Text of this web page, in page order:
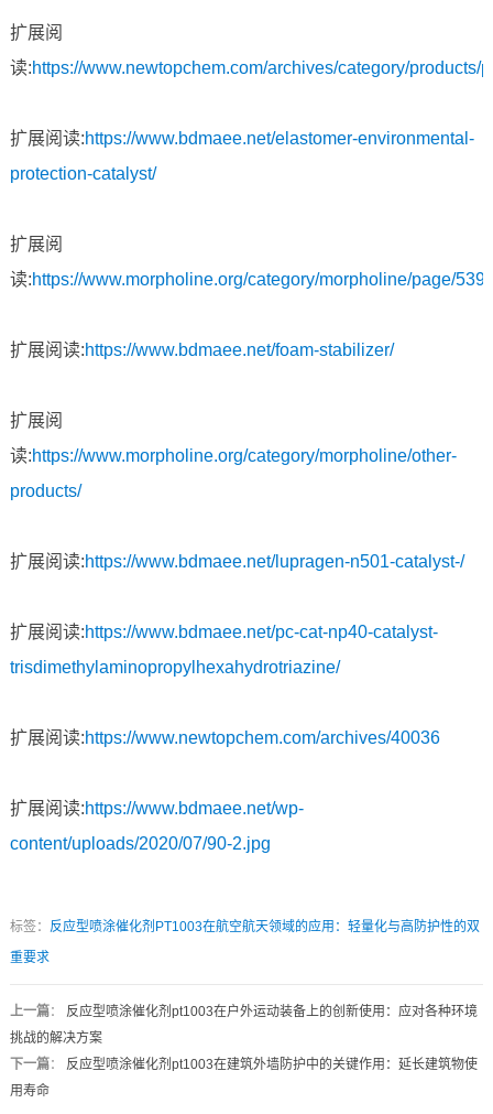
扩展阅
读:https://www.newtopchem.com/archives/category/products/
扩展阅读:https://www.bdmaee.net/elastomer-environmental-
protection-catalyst/
扩展阅
读:https://www.morpholine.org/category/morpholine/page/
扩展阅读:https://www.bdmaee.net/foam-stabilizer/
扩展阅
读:https://www.morpholine.org/category/morpholine/other-
products/
扩展阅读:https://www.bdmaee.net/lupragen-n501-catalyst-/
扩展阅读:https://www.bdmaee.net/pc-cat-np40-catalyst-
trisdimethylaminopropylhexahydrotriazine/
扩展阅读:https://www.newtopchem.com/archives/40036
扩展阅读:https://www.bdmaee.net/wp-
content/uploads/2020/07/90-2.jpg
标签： 反应型喷涂催化剂PT1003在航空航天领域的应用：轻量化与高防护性的双
重要求
上一篇： 反应型喷涂催化剂pt1003在户外运动装备上的创新使用：应对各种环境
挑战的解决方案
下一篇： 反应型喷涂催化剂pt1003在建筑外墙防护中的关键作用：延长建筑物使
用寿命